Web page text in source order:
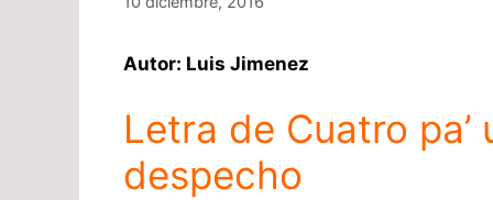
Autor: Luis Jimenez
Letra de Cuatro pa’
despecho